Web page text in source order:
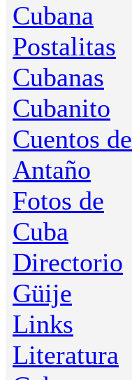
Cubana
Postalitas
Cubanas
Cubanito
Cuentos de
Antaño
Fotos de
Cuba
Directorio
Güije
Links
Literatura